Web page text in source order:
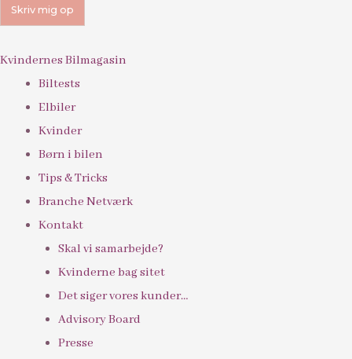
Kvindernes Bilmagasin
Biltests
Elbiler
Kvinder
Børn i bilen
Tips & Tricks
Branche Netværk
Kontakt
Skal vi samarbejde?
Kvinderne bag sitet
Det siger vores kunder…
Advisory Board
Presse